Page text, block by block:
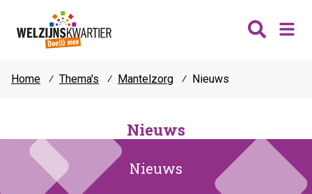
Katwijk
Noordwijk
Thema's
Ontmoeten
Contact
Home ⁄ Thema's ⁄ Mantelzorg ⁄ Nieuws
Nieuws
Nieuws